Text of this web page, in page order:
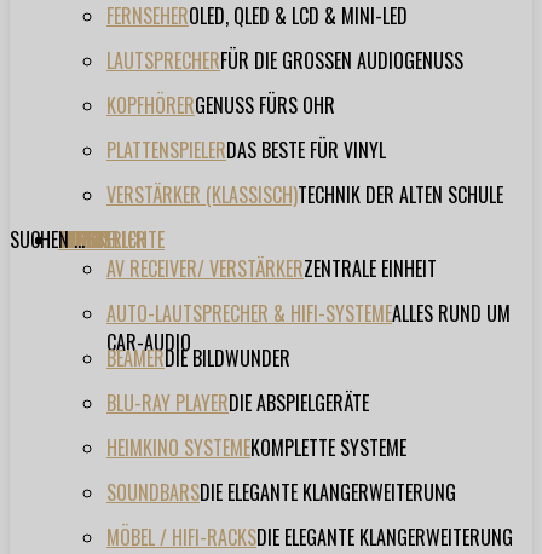
FERNSEHEROLED, QLED & LCD & MINI-LED
LAUTSPRECHERFÜR DIE GROSSEN AUDIOGENUSS
KOPFHÖRERGENUSS FÜRS OHR
PLATTENSPIELERDAS BESTE FÜR VINYL
VERSTÄRKER (KLASSISCH)TECHNIK DER ALTEN SCHULE
TESTBERICHTE
AV RECEIVER/ VERSTÄRKERZENTRALE EINHEIT
AUTO-LAUTSPRECHER & HIFI-SYSTEMEALLES RUND UM
CAR-AUDIO
BEAMERDIE BILDWUNDER
BLU-RAY PLAYERDIE ABSPIELGERÄTE
HEIMKINO SYSTEMEKOMPLETTE SYSTEME
SOUNDBARSDIE ELEGANTE KLANGERWEITERUNG
MÖBEL / HIFI-RACKSDIE ELEGANTE KLANGERWEITERUNG
FORUM
FILME
VIDEOS
HERSTELLER
EVENT
SUCHEN ...